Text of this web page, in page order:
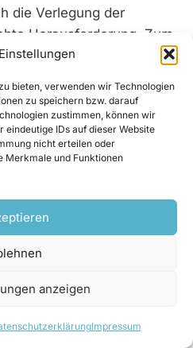
bieten, verwenden wir Technologien
zu speichern bzw. darauf
zustimmen, können wir
IDs auf dieser Website
nicht erteilen oder
Merkmale und Funktionen
anzeigen
Impressum
die Verlegung der
Herausforderung. Zum
m lange
nicht vermeiden, sie
einem Hochpunkt zu
eine maximale
4 m3/s auf ihrem Weg
der 12 m tiefer als
In Hinblick auf die
des Lufteinschlusses
„Wir haben
Nach diesen